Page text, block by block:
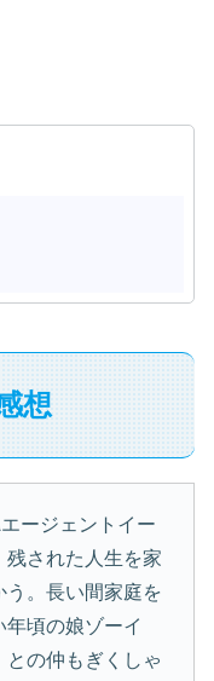
想
ージェントイー
された人生を家
。長い間家庭を
頃の娘ゾーイ
との仲もぎくしゃ